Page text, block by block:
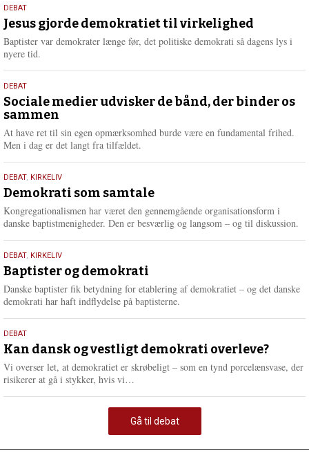
e
e
18.
maj
2026
DEBAT
Jesus gjorde demokratiet til virkelighed
Baptister var demokrater længe før, det politiske demokrati så dagens lys i
nyere tid.
18.
maj
2026
DEBAT
Sociale medier udvisker de bånd, der binder os
sammen
At have ret til sin egen opmærksomhed burde være en fundamental frihed.
Men i dag er det langt fra tilfældet.
18.
maj
2026
DEBAT, KIRKELIV
Demokrati som samtale
Kongregationalismen har været den gennemgående organisationsform i
danske baptistmenigheder. Den er besværlig og langsom – og til diskussion.
18.
maj
2026
DEBAT, KIRKELIV
Baptister og demokrati
Danske baptister fik betydning for etablering af demokratiet – og det danske
demokrati har haft indflydelse på baptisterne.
18.
maj
2026
DEBAT
Kan dansk og vestligt demokrati overleve?
Vi overser let, at demokratiet er skrøbeligt – som en tynd porcelænsvase, der
risikerer at gå i stykker, hvis vi…
m
e
Gå til debat